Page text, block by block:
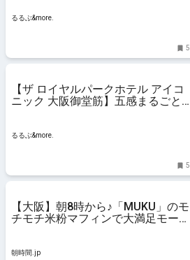
&more.
るるぶ&more.
5
【ザ ロイヤルパークホテル アイコ
ニック 大阪御堂筋】五感まるごと
るぶ&more.
るるぶ&more.
5
【大阪】朝8時から♪「MUKU」のモ
チモチ米粉マフィンで大満足モーニ
朝時間.jp